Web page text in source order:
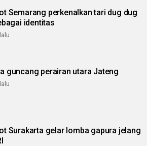
Semarang perkenalkan tari dug dug
der sebagai identitas
guncang perairan utara Jateng
Surakarta gelar lomba gapura jelang